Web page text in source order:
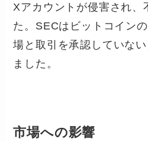
Xアカウントが侵害され、
た。SECはビットコイン
場と取引を承認していな
ました。
市場への影響